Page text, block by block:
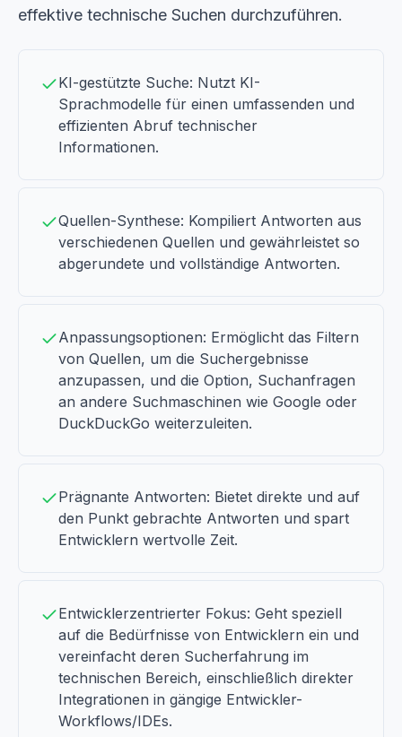
effektive technische Suchen durchzuführen.
KI-gestützte Suche: Nutzt KI-
Sprachmodelle für einen umfassenden und
effizienten Abruf technischer
Informationen.
Quellen-Synthese: Kompiliert Antworten aus
verschiedenen Quellen und gewährleistet so
abgerundete und vollständige Antworten.
Anpassungsoptionen: Ermöglicht das Filtern
von Quellen, um die Suchergebnisse
anzupassen, und die Option, Suchanfragen
an andere Suchmaschinen wie Google oder
DuckDuckGo weiterzuleiten.
Prägnante Antworten: Bietet direkte und auf
den Punkt gebrachte Antworten und spart
Entwicklern wertvolle Zeit.
Entwicklerzentrierter Fokus: Geht speziell
auf die Bedürfnisse von Entwicklern ein und
vereinfacht deren Sucherfahrung im
technischen Bereich, einschließlich direkter
Integrationen in gängige Entwickler-
Workflows/IDEs.